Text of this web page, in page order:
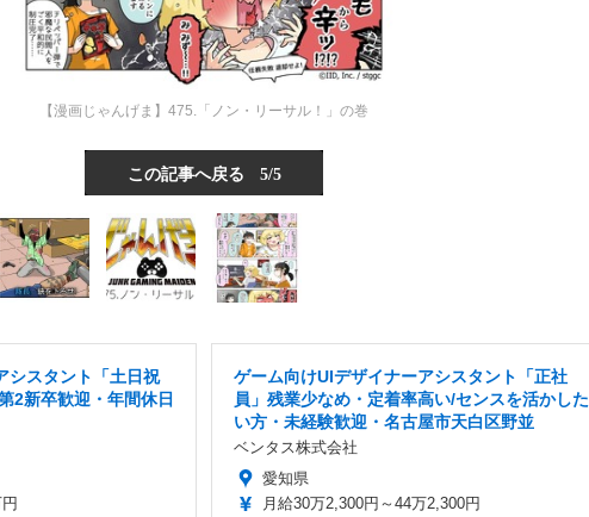
【漫画じゃんげま】475.「ノン・リーサル！」の巻
この記事へ戻る 5/5
シスタント「土日祝
2新卒歓迎・年間休日
ゲーム向けUIデザイナーアシスタント「正社
員」残業少なめ・定着率高い/センスを活かした
い方・未経験歓迎・名古屋市天白区野並
ベンタス株式会社
愛知県
月給30万2,300円～44万2,300円